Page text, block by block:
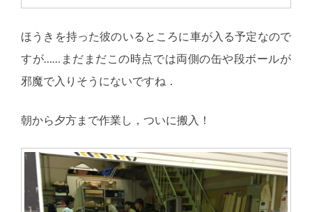
ほうきを持った彼のいるところに車が入る予定なので
すが……まだまだこの時点では両側の缶や段ボールが
邪魔で入りそうにないですね．
朝から夕方まで作業し，ついに搬入！